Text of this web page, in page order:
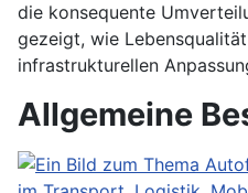
die konsequente
gezeigt, wie
infrastrukturellen
Allgemeine